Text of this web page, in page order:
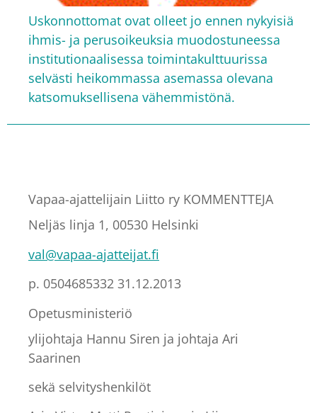
Uskonnottomat ovat olleet jo ennen nykyisiä
ihmis- ja perusoikeuksia muodostuneessa
institutionaalisessa toimintakulttuurissa
selvästi heikommassa asemassa olevana
katsomuksellisena vähemmistönä.
Vapaa-ajattelijain Liitto ry KOMMENTTEJA
Neljäs linja 1, 00530 Helsinki
val@vapaa-ajatteijat.fi
p. 0504685332 31.12.2013
Opetusministeriö
ylijohtaja Hannu Siren ja johtaja Ari
Saarinen
sekä selvityshenkilöt